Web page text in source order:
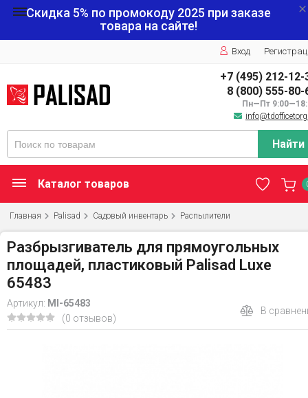
Скидка 5% по промокоду 2025 при заказе
товара на сайте!
Вход
+7 (495) 212-12-
8 (800) 555-80-
Пн—Пт
Найти
Каталог товаров
Главная Palisad Садовый инвентарь Распылители
Разбрызгиватель для прямоугольных
площадей, пластиковый Palisad Luxe
65483
Артикул: MI-65483
(0 отзывов)
В